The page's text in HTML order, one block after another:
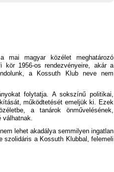
mai magyar közélet meghatározó
1956-os rendezvényeire, akár a
a Kossuth Klub neve nem
folytatja. A sokszínű politikai,
működtetését emeljük ki. Ezek
a tanárok önművelésének,
válhatnak.
lehet akadálya semmilyen ingatlan
szolidáris a Kossuth Klubbal, felemeli